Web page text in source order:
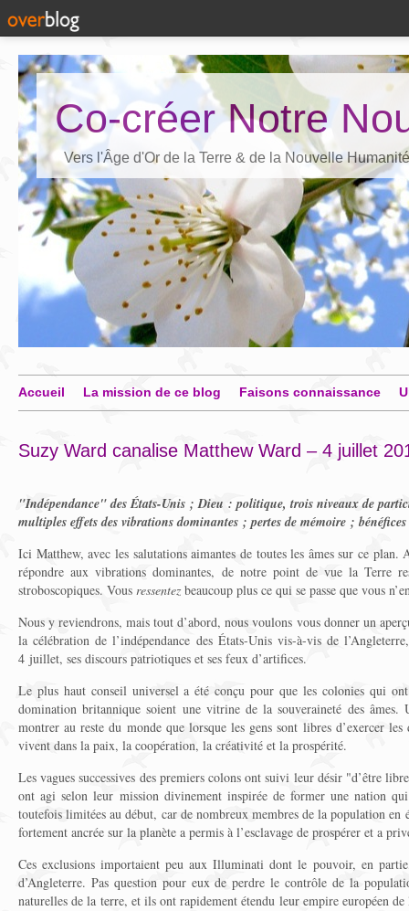
Co-créer Notre
Vers l'Âge d'Or de la Terre & de la Nouvelle Humanité
Accueil La mission de ce blog Faisons connaissance
Suzy Ward canalise Matthew Ward – 4 juillet
"Indépendance" des États-Unis ; Dieu : politique, trois niveaux de
multiples effets des vibrations dominantes ; pertes de mémoire ;
Ici Matthew, avec les salutations aimantes de toutes les âmes sur ce plan.
répondre aux vibrations dominantes, de notre point de vue la Terre
stroboscopiques. Vous ressentez beaucoup plus ce qui se passe que vous
Nous y reviendrons, mais tout d’abord, nous voulons vous donner un
la célébration de l’indépendance des États-Unis vis-à-vis de
4 juillet, ses discours patriotiques et ses feux d’artifices.
Le plus haut conseil universel a été conçu pour que les colonies qui
domination britannique soient une vitrine de la souveraineté des
montrer au reste du monde que lorsque les gens sont libres d’exercer
vivent dans la paix, la coopération, la créativité et la prospérité.
Les vagues successives des premiers colons ont suivi leur désir "d’être
ont agi selon leur mission divinement inspirée de former une nation
toutefois limitées au début, car de nombreux membres de la population en
fortement ancrée sur la planète a permis à l’esclavage de prospérer et a
Ces exclusions importaient peu aux Illuminati dont le pouvoir, en
d’Angleterre. Pas question pour eux de perdre le contrôle de la
naturelles de la terre, et ils ont rapidement étendu leur empire européen